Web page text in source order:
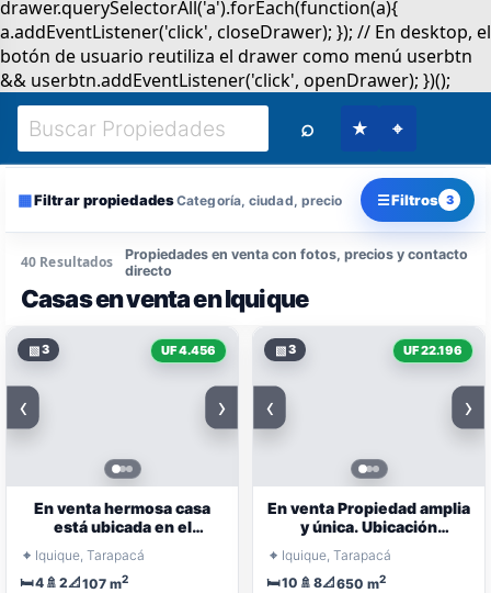
⌕ ★ ⌖
▦Filtrar propiedadesCategoría, ciudad, precio ☰Filtros 3
40 Resultados
Casas en venta en Iquique
Propiedades en venta con fotos, precios y contacto
directo
▧3 UF 4.456
‹ ›
En venta hermosa casa
está ubicada en el
conjunto habitacional Rey
del Mar
⌖ Iquique, Tarapacá
🛏️4 🚿 2📐107 m2
▧3 UF 22.196
‹ ›
En venta Propiedad amplia
y única. Ubicación
exclusiva y privilegiada
⌖ Iquique, Tarapacá
🛏️10 🚿 8📐650 m2